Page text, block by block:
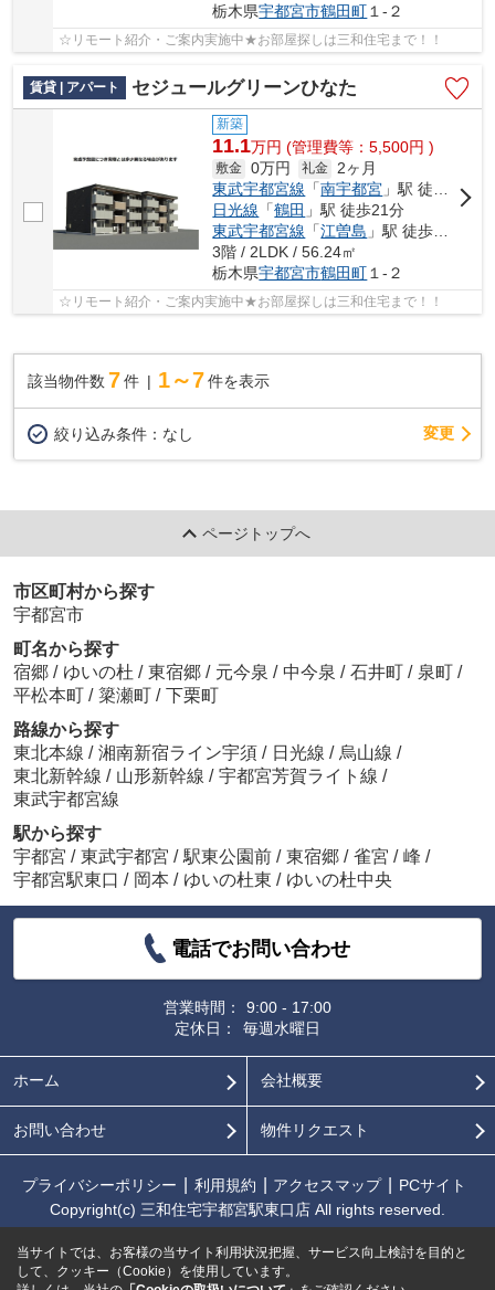
栃木県宇都宮市鶴田町 １-２
☆リモート紹介・ご案内実施中★お部屋探しは三和住宅まで！！
賃貸 | アパート セジュールグリーンひなた
新築
11.1万円 (管理費等：5,500円 )
敷金 0万円 礼金 2ヶ月
東武宇都宮線 「南宇都宮 」駅 徒歩8分
日光線 「鶴田 」駅 徒歩21分
東武宇都宮線 「江曽島 」駅 徒歩37分
3階 / 2LDK / 56.24㎡
栃木県宇都宮市鶴田町１-２
☆リモート紹介・ご案内実施中★お部屋探しは三和住宅まで！！
該当物件数 7件 1～7 件を表示
絞り込み条件： なし 変更
ページトップへ
市区町村から探す
宇都宮市
町名から探す
宿郷 / ゆいの杜 / 東宿郷 / 元今泉 / 中今泉 / 石井町 / 泉町 /
平松本町 / 簗瀬町 / 下栗町
路線から探す
東北本線 / 湘南新宿ライン宇須 / 日光線 / 烏山線 /
東北新幹線 / 山形新幹線 / 宇都宮芳賀ライト線 /
東武宇都宮線
駅から探す
宇都宮 / 東武宇都宮 / 駅東公園前 / 東宿郷 / 雀宮 / 峰 /
宇都宮駅東口 / 岡本 / ゆいの杜東 / ゆいの杜中央
電話でお問い合わせ
営業時間：
9:00 - 17:00
定休日：
毎週水曜日
ホーム 会社概要
お問い合わせ 物件リクエスト
プライバシーポリシー 利用規約 アクセスマップ
PCサイト
Copyright(c) 三和住宅宇都宮駅東口店 All rights reserved.
当サイトでは、お客様の当サイト利用状況把握、サービス向上検討を目的と
して、クッキー（Cookie）を使用しています。